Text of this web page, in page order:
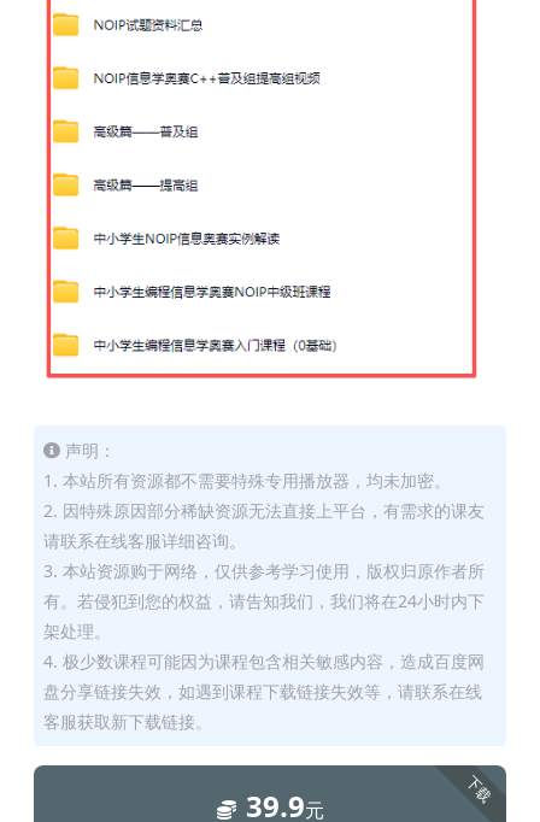
声明：
1. 本站所有资源都不需要特殊专用播放器，均未加密。
2. 因特殊原因部分稀缺资源无法直接上平台，有需求的课友
请联系在线客服详细咨询。
3. 本站资源购于网络，仅供参考学习使用，版权归原作者所
有。若侵犯到您的权益，请告知我们，我们将在24小时内下
架处理。
4. 极少数课程可能因为课程包含相关敏感内容，造成百度网
盘分享链接失效，如遇到课程下载链接失效等，请联系在线
客服获取新下载链接。
下载
39.9元